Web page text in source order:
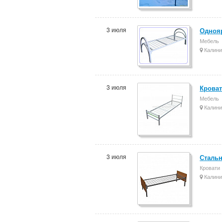
3 июля
Мебель
3 июля
Мебель
3 июля
Кровати